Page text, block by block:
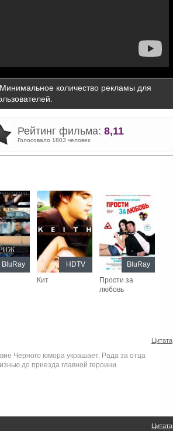
количество рекламы для
Рейтинг фильма: 8,11
Голосовало 1803 человек
BluRay
Кит
HDTV
Прости за
любовь
BluRay
Цитата
Черного юмора украшает. Рада за отца
до приезда главной героини
Цитата